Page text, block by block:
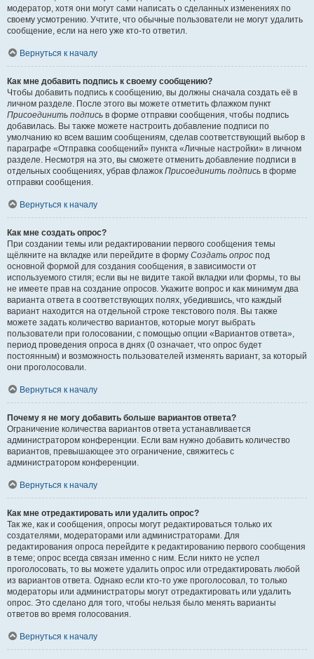
модератор, хотя они могут сами написать о сделанных изменениях по
своему усмотрению. Учтите, что обычные пользователи не могут удалить
сообщение, если на него уже кто-то ответил.
Вернуться к началу
Как мне добавить подпись к своему сообщению?
Чтобы добавить подпись к сообщению, вы должны сначала создать её в
личном разделе. После этого вы можете отметить флажком пункт
Присоединить подпись в форме отправки сообщения, чтобы подпись
добавилась. Вы также можете настроить добавление подписи по
умолчанию ко всем вашим сообщениям, сделав соответствующий выбор в
параграфе «Отправка сообщений» пункта «Личные настройки» в личном
разделе. Несмотря на это, вы сможете отменить добавление подписи в
отдельных сообщениях, убрав флажок Присоединить подпись в форме
отправки сообщения.
Вернуться к началу
Как мне создать опрос?
При создании темы или редактировании первого сообщения темы
щёлкните на вкладке или перейдите в форму Создать опрос под
основной формой для создания сообщения, в зависимости от
используемого стиля; если вы не видите такой вкладки или формы, то вы
не имеете прав на создание опросов. Укажите вопрос и как минимум два
варианта ответа в соответствующих полях, убедившись, что каждый
вариант находится на отдельной строке текстового поля. Вы также
можете задать количество вариантов, которые могут выбрать
пользователи при голосовании, с помощью опции «Вариантов ответа»,
период проведения опроса в днях (0 означает, что опрос будет
постоянным) и возможность пользователей изменять вариант, за который
они проголосовали.
Вернуться к началу
Почему я не могу добавить больше вариантов ответа?
Ограничение количества вариантов ответа устанавливается
администратором конференции. Если вам нужно добавить количество
вариантов, превышающее это ограничение, свяжитесь с
администратором конференции.
Вернуться к началу
Как мне отредактировать или удалить опрос?
Так же, как и сообщения, опросы могут редактироваться только их
создателями, модераторами или администраторами. Для
редактирования опроса перейдите к редактированию первого сообщения
в теме; опрос всегда связан именно с ним. Если никто не успел
проголосовать, то вы можете удалить опрос или отредактировать любой
из вариантов ответа. Однако если кто-то уже проголосовал, то только
модераторы или администраторы могут отредактировать или удалить
опрос. Это сделано для того, чтобы нельзя было менять варианты
ответов во время голосования.
Вернуться к началу